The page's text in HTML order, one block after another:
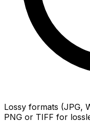
Lossy formats (JPG,
PNG or TIFF for